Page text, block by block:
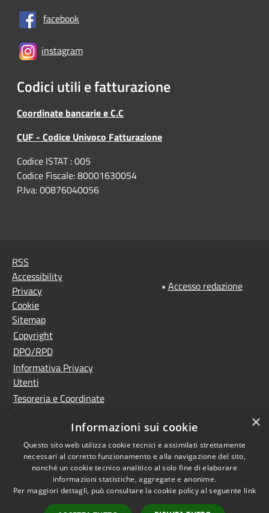
facebook
instagram
Codici utili e fatturazione
Coordinate bancarie e C.C
CUF - Codice Univoco Fatturazione
Codice ISTAT : 005
Codice Fiscale: 80001630054
P.Iva: 00876040056
RSS
Accessibility
Privacy
Cookie
Sitemap
Copyright
DPO/RPD
Informativa Privacy
Utenti
Tesoreria e Coordinate
bancarie
Controlla la tua posta
PNRR (Piano Nazionale
di Ripresa e Resilienza)
Meccanismo di feedback
Whistleblowing
Dichiarazione di
• Accesso redazione
×
Informazioni sui cookie
Questo sito web utilizza cookie tecnici e assimilati strettamente
necessari al corretto funzionamento e alla navigazione del sito,
nonché un cookie tecnico analitico al solo fine di elaborare
informazioni statistiche, aggregate e anonime.
Per maggiori dettagli, può consultare la cookie policy al seguente link